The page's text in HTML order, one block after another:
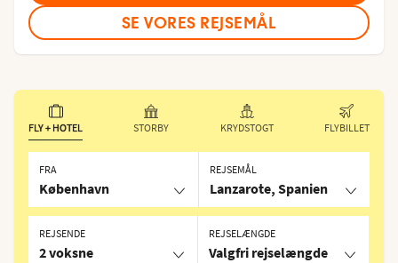
SE VORES REJSEMÅL
FLY + HOTEL STORBY KRYDSTOGT FLYBILLET
FRA
København
REJSEMÅL
Lanzarote, Spanien
REJSELÆNGDE
Valgfri rejselængde
REJSENDE
2 voksne